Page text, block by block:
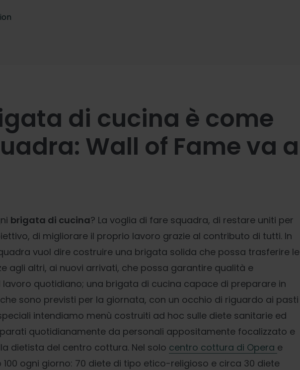
di cucina è come
Wall of Fame va a
brigata di cucina? La voglia di fare squadra, di restare uniti per
di migliorare il proprio lavoro grazie al contributo di tutti. In
vuol dire costruire una brigata solida che possa trasferire le
agli altri, ai nuovi arrivati, che possa garantire qualità e
quotidiano; una brigata di cucina capace di preparare in
sono previsti per la giornata, con un occhio di riguardo ai pasti
intendiamo menù costruiti ad hoc sulle diete sanitarie ed
quotidianamente da personali appositamente focalizzato e
dietista del centro cottura. Nel solo centro cottura di Opera e
ogni giorno: 70 diete di tipo etico-religioso e circa 30 diete